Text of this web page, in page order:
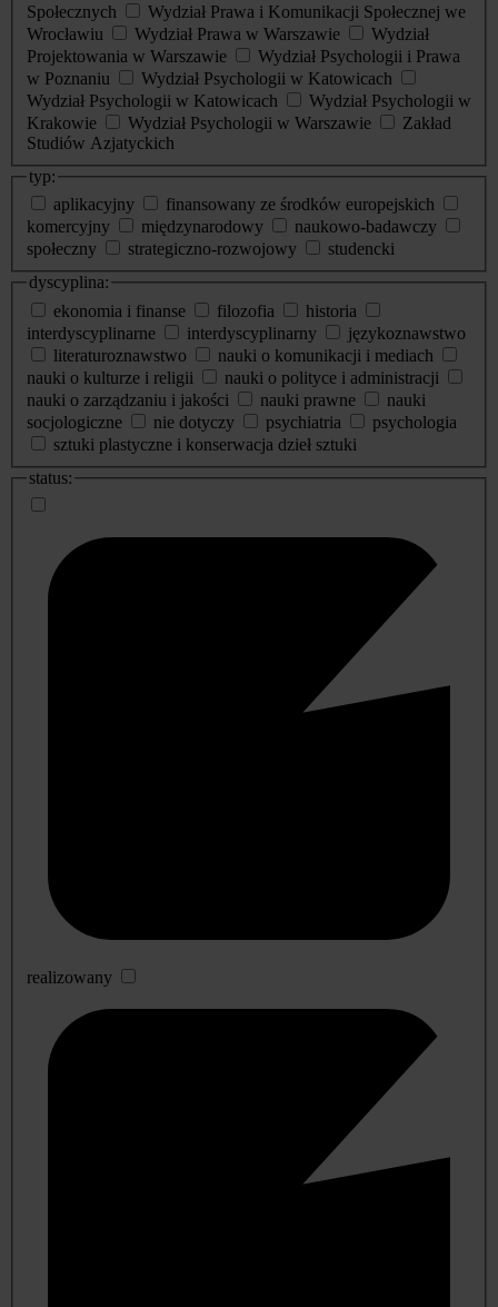
Społecznych
Wydział Prawa i Komunikacji Społecznej we
Wrocławiu
Wydział Prawa w Warszawie
Wydział
Projektowania w Warszawie
Wydział Psychologii i Prawa
w Poznaniu
Wydział Psychologii w Katowicach
Wydział Psychologii w Katowicach
Wydział Psychologii w
Krakowie
Wydział Psychologii w Warszawie
Zakład
Studiów Azjatyckich
typ:
aplikacyjny
finansowany ze środków europejskich
komercyjny
międzynarodowy
naukowo-badawczy
społeczny
strategiczno-rozwojowy
studencki
dyscyplina:
ekonomia i finanse
filozofia
historia
interdyscyplinarne
interdyscyplinarny
językoznawstwo
literaturoznawstwo
nauki o komunikacji i mediach
nauki o kulturze i religii
nauki o polityce i administracji
nauki o zarządzaniu i jakości
nauki prawne
nauki
socjologiczne
nie dotyczy psychiatria
psychologia
sztuki plastyczne i konserwacja dzieł sztuki
status:
realizowany